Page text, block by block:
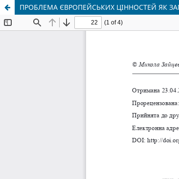
ПРОБЛЕМА ЄВРОПЕЙСЬКИХ ЦІННОСТЕЙ ЯК